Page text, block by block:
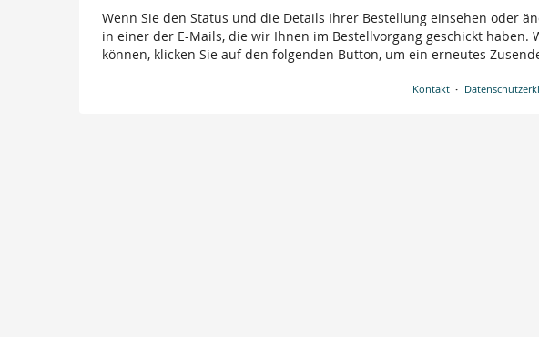
Wenn Sie den Status und die Details Ihrer Bestellung einsehen oder
in einer der E-Mails, die wir Ihnen im Bestellvorgang geschickt haben.
können, klicken Sie auf den folgenden Button, um ein erneutes
Kontakt